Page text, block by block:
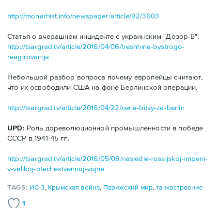
http://monarhist.info/newspaper/article/92/3603
Статья о вчерашнем инциденте с украинским "Дозор-Б".
http://tsargrad.tv/article/2016/04/06/treshhina-bystrogo-
reagirovanija
Небольшой разбор вопроса почему европейцы считают,
что их освободили США на фоне Берлинской операции.
http://tsargrad.tv/article/2016/04/22/cena-bitvy-za-berlin
UPD: Роль дореволюционной промышленности в победе
СССР в 1941-45 гг.
http://tsargrad.tv/article/2016/05/09/nasledie-rossijskoj-imperii-
v-velikoj-otechestvennoj-vojne
TAGS: ИС-3, Крымская война, Парижский мир,танкостроение
1